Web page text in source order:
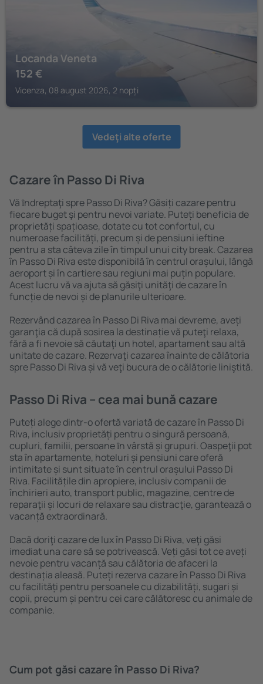
Locanda Veneta
152 €
Vicenza, 08 august 2026, 2 nopți
Vedeţi alte oferte
Cazare în Passo Di Riva
Vă ȋndreptaţi spre Passo Di Riva? Găsiți cazare pentru
fiecare buget şi pentru nevoi variate. Puteți beneficia de
proprietăți spațioase, dotate cu tot confortul, cu
numeroase facilități, precum și de pensiuni ieftine
pentru a sta câteva zile în timpul unui city break. Cazarea
în Passo Di Riva este disponibilă în centrul orașului, lângă
aeroport și în cartiere sau regiuni mai puțin populare.
Acest lucru vă va ajuta să găsiţi unităţi de cazare în
funcție de nevoi și de planurile ulterioare.
Rezervând cazarea în Passo Di Riva mai devreme, aveți
garanţia că după sosirea la destinație vă puteţi relaxa,
fără a fi nevoie să căutaţi un hotel, apartament sau altă
unitate de cazare. Rezervaţi cazarea înainte de călătoria
spre Passo Di Riva și vă veţi bucura de o călătorie liniştită.
Passo Di Riva – cea mai bună cazare
Puteți alege dintr-o ofertă variată de cazare în Passo Di
Riva, inclusiv proprietăți pentru o singură persoană,
cupluri, familii, persoane ȋn vârstă și grupuri. Oaspeţii pot
sta în apartamente, hoteluri și pensiuni care oferă
intimitate și sunt situate în centrul orașului Passo Di
Riva. Facilitățile din apropiere, inclusiv companii de
închirieri auto, transport public, magazine, centre de
reparaţii și locuri de relaxare sau distracţie, garantează o
vacanță extraordinară.
Dacă doriţi cazare de lux în Passo Di Riva, veţi găsi
imediat una care să se potrivească. Veți găsi tot ce aveți
nevoie pentru vacanță sau călătoria de afaceri la
destinația aleasă. Puteți rezerva cazare în Passo Di Riva
cu facilități pentru persoanele cu dizabilități, sugari și
copii, precum și pentru cei care călătoresc cu animale de
companie.
Cum pot găsi cazare în Passo Di Riva?